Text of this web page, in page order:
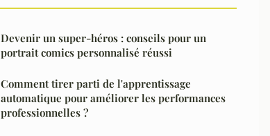
Devenir un super-héros : conseils pour un
portrait comics personnalisé réussi
Comment tirer parti de l'apprentissage
automatique pour améliorer les performances
professionnelles ?